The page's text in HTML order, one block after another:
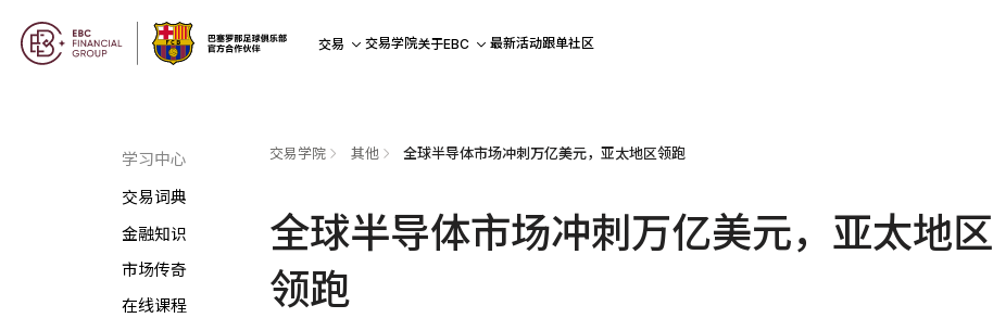
交易 交易学院关于EBC 最新活动跟单社区
学习中心
交易词典
金融知识
市场传奇
在线课程
交易学院 其他 全球半导体市场冲刺万亿美元，亚太地区领跑
全球半导体市场冲刺万亿美元，亚太地区
领跑